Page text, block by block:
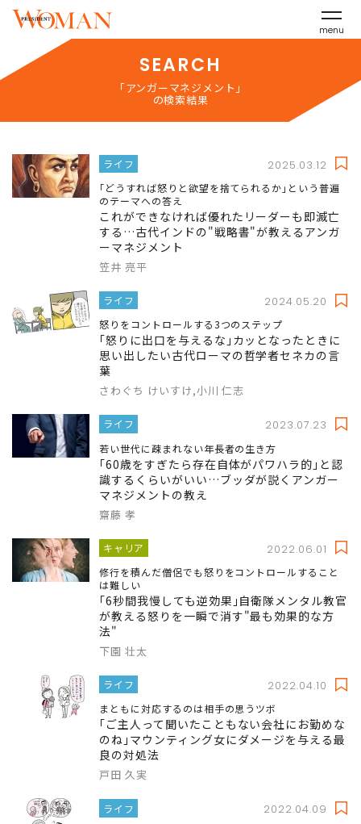
menu
SEARCH
「アンガーマネジメント」
の検索結果
ライフ 2025.03.12
｢どうすれば怒りと欲望を捨てられるか｣という普遍
のテーマへの答え
これができなければ優れたリーダーも即滅亡
する…古代インドの"戦略書"が教えるアンガ
ーマネジメント
笠井 亮平
ライフ 2024.05.20
怒りをコントロールする3つのステップ
｢怒りに出口を与えるな｣カッとなったときに
思い出したい古代ローマの哲学者セネカの言
葉
さわぐち けいすけ,小川 仁志
ライフ 2023.07.23
若い世代に疎まれない年長者の生き方
｢60歳をすぎたら存在自体がパワハラ的｣と認
識するくらいがいい…ブッダが説くアンガー
マネジメントの教え
齋藤 孝
キャリア 2022.06.01
修行を積んだ僧侶でも怒りをコントロールすること
は難しい
｢6秒間我慢しても逆効果｣自衛隊メンタル教官
が教える怒りを一瞬で消す"最も効果的な方
法"
下園 壮太
ライフ 2022.04.10
まともに対応するのは相手の思うツボ
｢ご主人って聞いたこともない会社にお勤めな
のね｣マウンティング女にダメージを与える最
良の対処法
戸田 久実
ライフ 2022.04.09